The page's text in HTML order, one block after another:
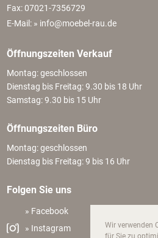
Wir verwenden
für Sie zu
Fax: 07021-7356729
E-Mail: » info@moebel-rau.de
Öffnungszeiten Verkauf
Montag: geschlossen
Dienstag bis Freitag: 9.30 bis 18 Uhr
Samstag: 9.30 bis 15 Uhr
Öffnungszeiten Büro
Montag: geschlossen
Dienstag bis Freitag: 9 bis 16 Uhr
Folgen Sie uns
» Facebook
» Instagram